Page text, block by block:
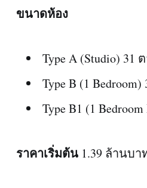
ขนาดห้อง
Type A (Studio) 31
Type B (1
Type B1 (1
ราคาเริ่มต้น 1.39 ล้านบา